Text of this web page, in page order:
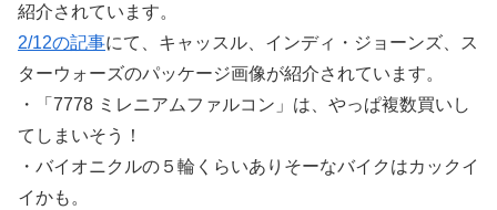
紹介されています。
2/12の記事にて、キャッスル、インディ・ジョーンズ、ス
ターウォーズのパッケージ画像が紹介されています。
・「7778 ミレニアムファルコン」は、やっぱ複数買いし
てしまいそう！
・バイオニクルの５輪くらいありそーなバイクはカックイ
イかも。